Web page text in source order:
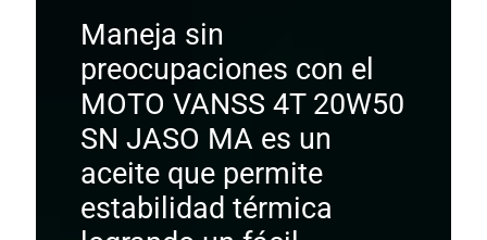
Maneja sin
preocupaciones con el
MOTO VANSS 4T 20W50
SN JASO MA es un
aceite que permite
estabilidad térmica